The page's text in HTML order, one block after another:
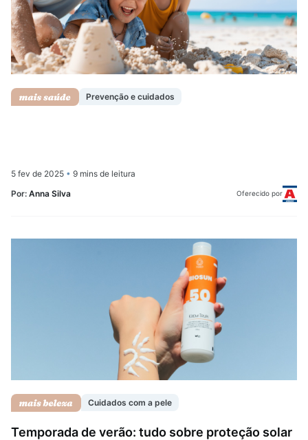
Prevenção e cuidados
5 fev de 2025 • 9 mins de leitura
Por: Anna Silva Oferecido por
Cuidados com a pele
Temporada de verão: tudo sobre proteção solar